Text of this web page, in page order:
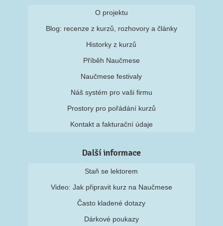
O projektu
Blog: recenze z kurzů, rozhovory a články
Historky z kurzů
Příběh Naučmese
Naučmese festivaly
Náš systém pro vaši firmu
Prostory pro pořádání kurzů
Kontakt a fakturační údaje
Další informace
Staň se lektorem
Video: Jak připravit kurz na Naučmese
Často kladené dotazy
Dárkové poukazy